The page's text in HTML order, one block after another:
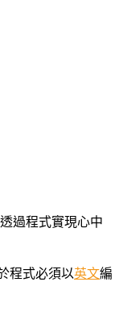
過程式實現心中
程式必須以英文編